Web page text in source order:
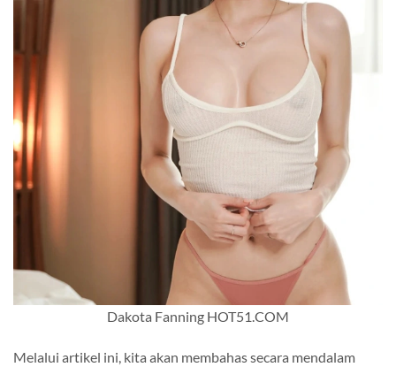
Dakota Fanning HOT51.COM
Melalui artikel ini, kita akan membahas secara mendalam